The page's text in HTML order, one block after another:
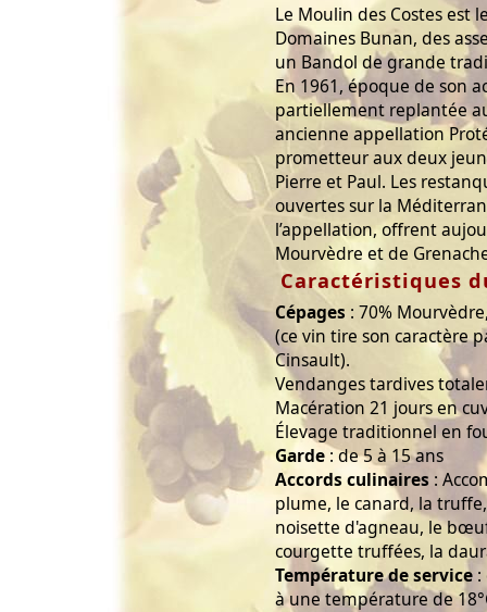
Le Moulin des Costes est
Domaines Bunan, des
un Bandol de grande
En 1961, époque de son
partiellement replantée
ancienne appellation
prometteur aux deux
Pierre et Paul. Les
ouvertes sur la
l’appellation, offrent
Mourvèdre et de
Caractéristiques
Cépages : 70%
(ce vin tire son caractère
Cinsault).
Vendanges tardives
Macération 21 jours en
Élevage traditionnel en
Garde : de 5 à 15 ans
Accords culinaires :
plume, le canard, la
noisette d'agneau, le
courgette truffées, la
Température de service
à une température de